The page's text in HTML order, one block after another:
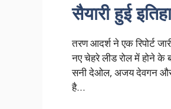
सैयारी हुई
तरण आदर्श ने एक रिपोर्ट
नए चेहरे लीड रोल में होने के
सनी देओल, अजय देवगन और
है…